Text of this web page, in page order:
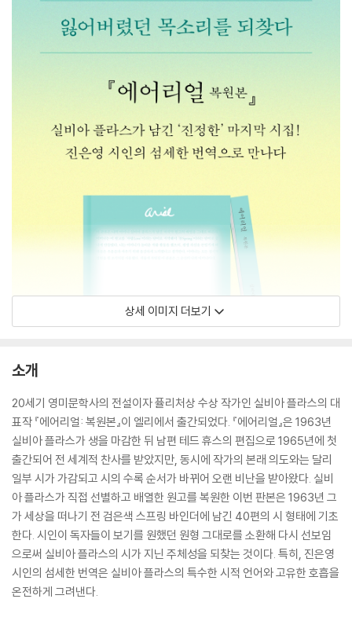
상세 이미지 더보기
소개
20세기 영미문학사의 전설이자 퓰리처상 수상 작가인 실비아 플라스의 대
표작 『에어리얼: 복원본』이 엘리에서 출간되었다. 『에어리얼』은 1963년
실비아 플라스가 생을 마감한 뒤 남편 테드 휴스의 편집으로 1965년에 첫
출간되어 전 세계적 찬사를 받았지만, 동시에 작가의 본래 의도와는 달리
일부 시가 가감되고 시의 수록 순서가 바뀌어 오랜 비난을 받아왔다. 실비
아 플라스가 직접 선별하고 배열한 원고를 복원한 이번 판본은 1963년 그
가 세상을 떠나기 전 검은색 스프링 바인더에 남긴 40편의 시 형태에 기초
한다. 시인이 독자들이 보기를 원했던 원형 그대로를 소환해 다시 선보임
으로써 실비아 플라스의 시가 지닌 주체성을 되찾는 것이다. 특히, 진은영
시인의 섬세한 번역은 실비아 플라스의 특수한 시적 언어와 고유한 호흡을
온전하게 그려낸다.